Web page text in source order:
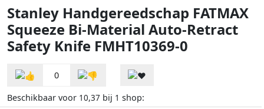
Stanley Handgereedschap FATMAX
Squeeze Bi-Material Auto-Retract
Safety Knife FMHT10369-0
0
Beschikbaar voor 10,37 bij 1 shop: